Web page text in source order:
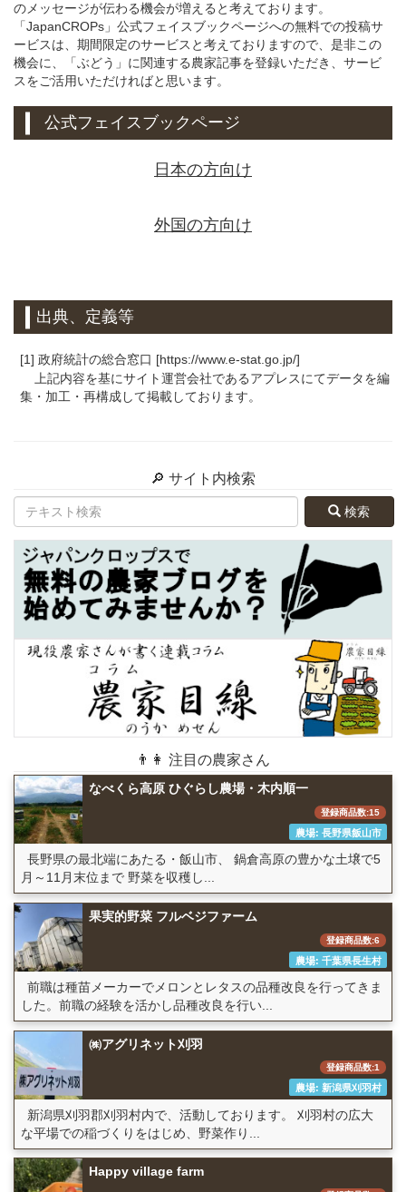
のメッセージが伝わる機会が増えると考えております。
「JapanCROPs」公式フェイスブックページへの無料での投稿サ
ービスは、期間限定のサービスと考えておりますので、是非この
機会に、「ぶどう」に関連する農家記事を登録いただき、サービ
スをご活用いただければと思います。
公式フェイスブックページ
日本の方向け
外国の方向け
出典、定義等
[1] 政府統計の総合窓口 [https://www.e-stat.go.jp/]
上記内容を基にサイト運営会社であるアプレスにてデータを編
集・加工・再構成して掲載しております。
🔎 サイト内検索
検索
👨👩 注目の農家さん
なべくら高原 ひぐらし農場・木内順一
登録商品数:15
農場: 長野県飯山市
長野県の最北端にあたる・飯山市、 鍋倉高原の豊かな土壌で5
月～11月末位まで 野菜を収穫し...
果実的野菜 フルベジファーム
登録商品数:6
農場: 千葉県長生村
前職は種苗メーカーでメロンとレタスの品種改良を行ってきま
した。前職の経験を活かし品種改良を行い...
㈱アグリネット刈羽
登録商品数:1
農場: 新潟県刈羽村
新潟県刈羽郡刈羽村内で、活動しております。 刈羽村の広大
な平場での稲づくりをはじめ、野菜作り...
Happy village farm